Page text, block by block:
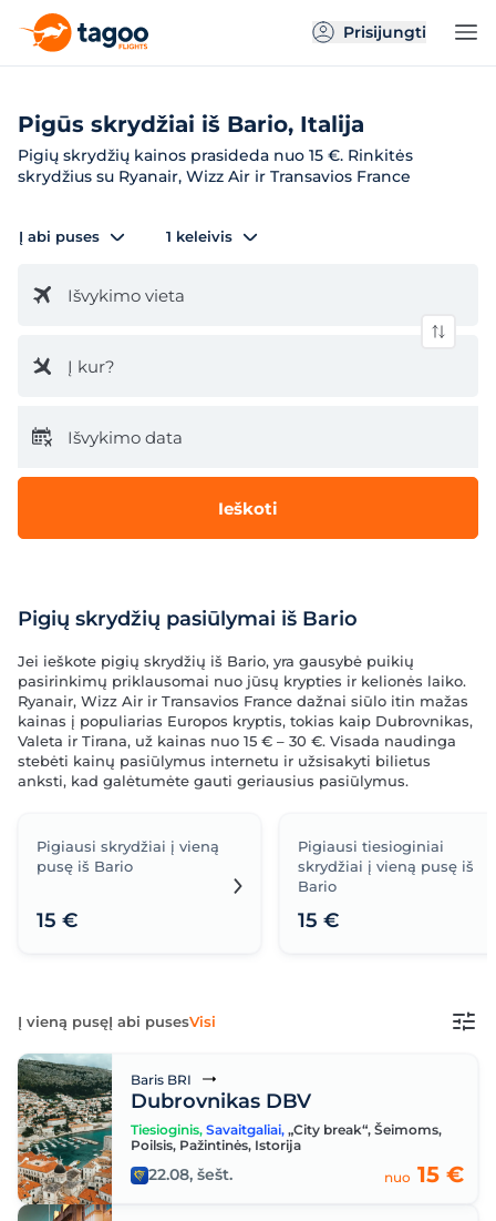
Prisijungti
Pigūs skrydžiai iš Bario, Italija
Pigių skrydžių kainos prasideda nuo 15 €. Rinkitės
skrydžius su Ryanair, Wizz Air ir Transavios France
Į abi puses 1 keleivis
Išvykimo vieta
Į kur?
Išvykimo data
Ieškoti
Pigių skrydžių pasiūlymai iš Bario
Jei ieškote pigių skrydžių iš Bario, yra gausybė puikių
pasirinkimų priklausomai nuo jūsų krypties ir kelionės laiko.
Ryanair, Wizz Air ir Transavios France dažnai siūlo itin mažas
kainas į populiarias Europos kryptis, tokias kaip Dubrovnikas,
Valeta ir Tirana, už kainas nuo 15 € – 30 €. Visada naudinga
stebėti kainų pasiūlymus internetu ir užsisakyti bilietus
anksti, kad galėtumėte gauti geriausius pasiūlymus.
Pigiausi skrydžiai į vieną
pusę iš Bario
15 €
Pigiausi tiesioginiai
skrydžiai į vieną pusę iš
Bario
15 €
Į vieną pusęĮ abi pusesVisi
Baris BRI
Dubrovnikas DBV
Tiesioginis, Savaitgaliai, „City break“, Šeimoms,
Poilsis, Pažintinės, Istorija
22.08, šešt. nuo 15 €